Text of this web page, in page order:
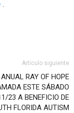
Artículo siguiente
RAY OF HOPE
ESTE SÁBADO
23 A BENEFICIO DE
FLORIDA AUTISM